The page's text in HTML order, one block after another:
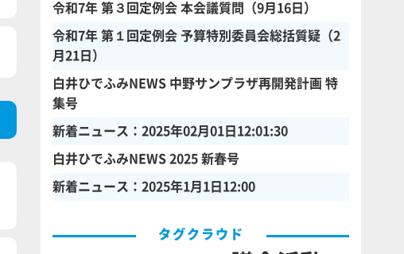
令和7年 第３回定例会 本会議質問（9月16日）
令和7年 第１回定例会 予算特別委員会総括質疑（2
月21日）
白井ひでふみNEWS 中野サンプラザ再開発計画 特
集号
新着ニュース：2025年02月01日12:01:30
白井ひでふみNEWS 2025 新春号
新着ニュース：2025年1月1日12:00
タグクラウド